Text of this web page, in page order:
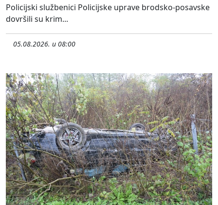
Policijski službenici Policijske uprave brodsko-posavske
dovršili su krim...
05.08.2026. u 08:00